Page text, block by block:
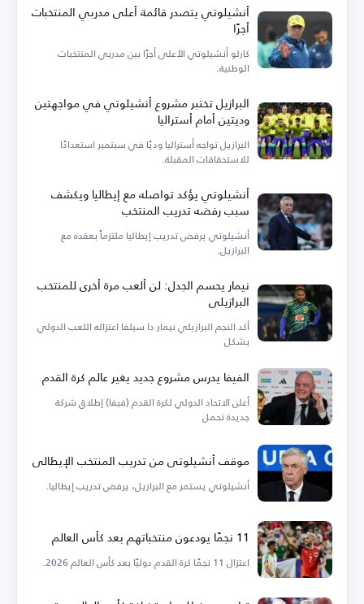
أنشيلوتي يتصدر قائمة أعلى مدربي المنتخبات
أجرًا
كارلو أنشيلوتي الأعلى أجرًا بين مدربي المنتخبات
الوطنية.
البرازيل تختبر مشروع أنشيلوتي في مواجهتين
وديتين أمام أستراليا
البرازيل تواجه أستراليا وديًا في سبتمبر استعدادًا
للاستحقاقات المقبلة.
أنشيلوتي يؤكد تواصله مع إيطاليا ويكشف
سبب رفضه تدريب المنتخب
أنشيلوتي يرفض تدريب إيطاليا ملتزماً بعقده مع
البرازيل.
نيمار يحسم الجدل: لن ألعب مرة أخرى للمنتخب
البرازيلي
أكد النجم البرازيلي نيمار دا سيلفا اعتزاله اللعب الدولي
بشكل
الفيفا يدرس مشروع جديد يغير عالم كرة القدم
أعلن الاتحاد الدولي لكرة القدم (فيفا) إطلاق شركة
جديدة تحمل
موقف أنشيلوتي من تدريب المنتخب الإيطالي
أنشيلوتي يستمر مع البرازيل، يرفض تدريب إيطاليا.
11 نجمًا يودعون منتخباتهم بعد كأس العالم
اعتزال 11 نجمًا كرة القدم دوليًا بعد كأس العالم 2026.